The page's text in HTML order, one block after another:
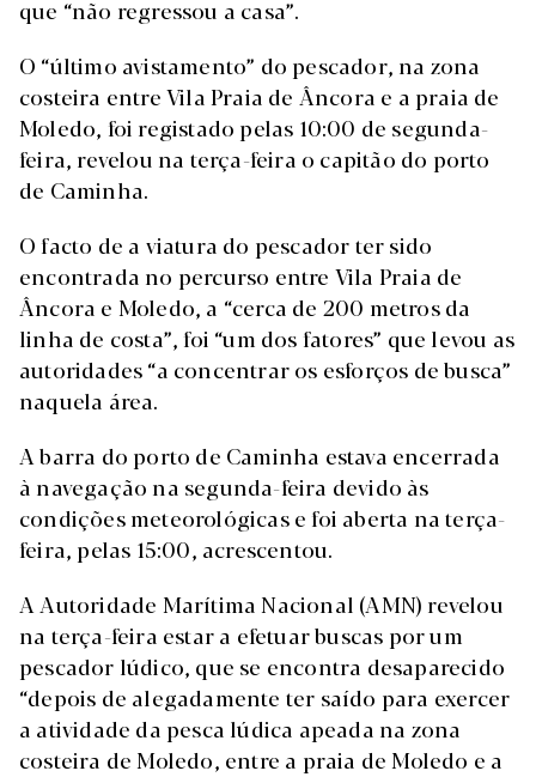
que “não regressou a casa”.
O “último avistamento” do pescador, na zona
costeira entre Vila Praia de Âncora e a praia de
Moledo, foi registado pelas 10:00 de segunda-
feira, revelou na terça-feira o capitão do porto
de Caminha.
O facto de a viatura do pescador ter sido
encontrada no percurso entre Vila Praia de
Âncora e Moledo, a “cerca de 200 metros da
linha de costa”, foi “um dos fatores” que levou as
autoridades “a concentrar os esforços de busca”
naquela área.
A barra do porto de Caminha estava encerrada
à navegação na segunda-feira devido às
condições meteorológicas e foi aberta na terça-
feira, pelas 15:00, acrescentou.
A Autoridade Marítima Nacional (AMN) revelou
na terça-feira estar a efetuar buscas por um
pescador lúdico, que se encontra desaparecido
“depois de alegadamente ter saído para exercer
a atividade da pesca lúdica apeada na zona
costeira de Moledo, entre a praia de Moledo e a